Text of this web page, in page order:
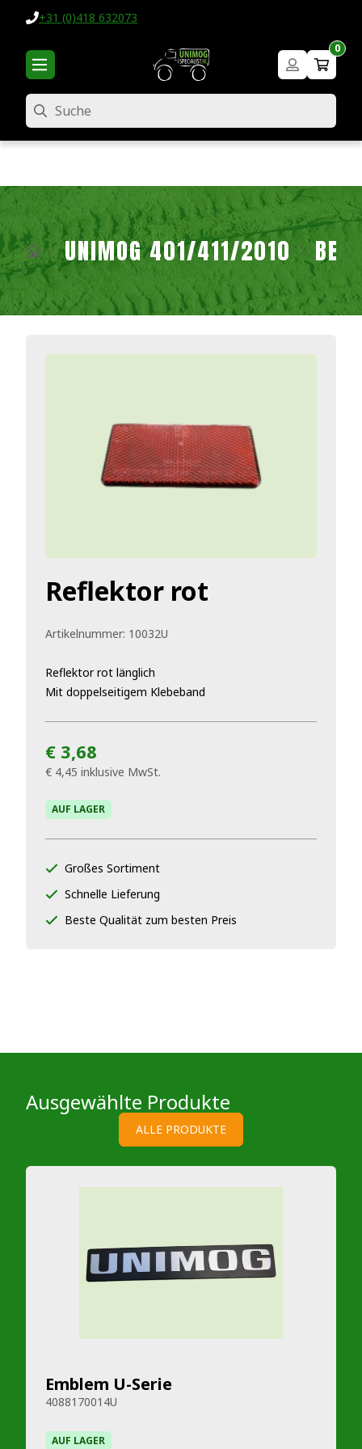
+31 (0)418 632073
0
Suche
UNIMOG 401/411/2010
Reflektor rot
Artikelnummer: 10032U
Reflektor rot länglich
Mit doppelseitigem Klebeband
€ 3,68
€ 4,45 inklusive MwSt.
AUF LAGER
Großes Sortiment
Schnelle Lieferung
Beste Qualität zum besten Preis
Ausgewählte Produkte
ALLE PRODUKTE
Emblem U-Serie
4088170014U
AUF LAGER